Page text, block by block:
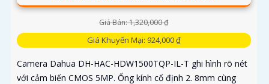
Giá Bán: 1,320,000 ₫
Giá Khuyến Mại: 924,000 ₫
Camera Dahua DH-HAC-HDW1500TQP-IL-T ghi hình rõ nét
với cảm biến CMOS 5MP. Ống kính cố định 2. 8mm cùng